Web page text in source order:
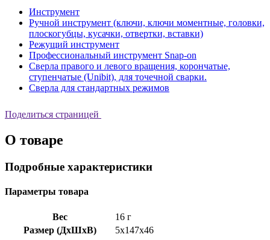
Инструмент
Ручной инструмент (ключи, ключи моментные, головки,
плоскогубцы, кусачки, отвертки, вставки)
Режущий инструмент
Профессиональный инструмент Snap-on
Сверла правого и левого вращения, корончатые,
ступенчатые (Unibit), для точечной сварки.
Сверла для стандартных режимов
Поделиться страницей
О товаре
Подробные характеристики
Параметры товара
Вес
16 г
Размер (ДхШхВ)
5x147x46